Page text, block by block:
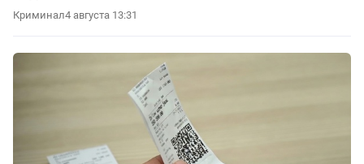
Криминал4 августа 13:31